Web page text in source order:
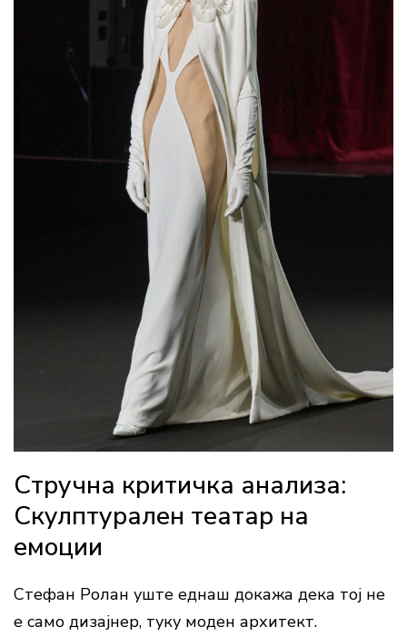
Стручна критичка анализа:
Скулптурален театар на
емоции
Стефан Ролан уште еднаш докажа дека тој не
е само дизајнер, туку моден архитект.